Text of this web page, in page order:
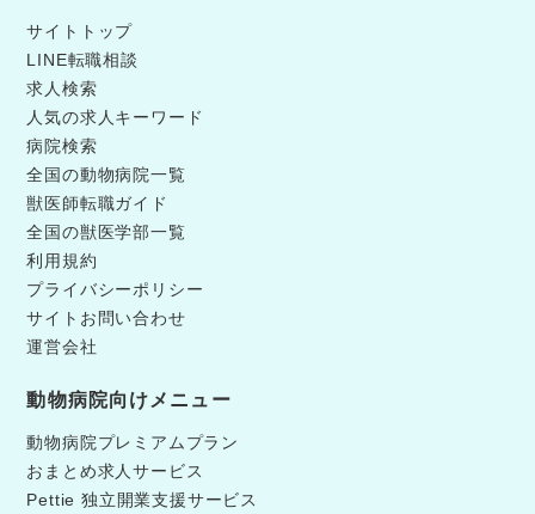
サイトトップ
LINE転職相談
求人検索
人気の求人キーワード
病院検索
全国の動物病院一覧
獣医師転職ガイド
全国の獣医学部一覧
利用規約
プライバシーポリシー
サイトお問い合わせ
運営会社
動物病院向けメニュー
動物病院プレミアムプラン
おまとめ求人サービス
Pettie 独立開業支援サービス